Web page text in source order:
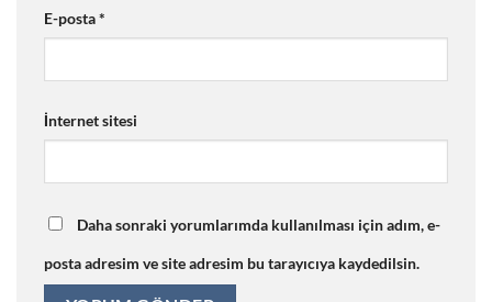
E-posta*
İnternet sitesi
Daha sonraki yorumlarımda kullanılması için adım, e-
posta adresim ve site adresim bu tarayıcıya kaydedilsin.